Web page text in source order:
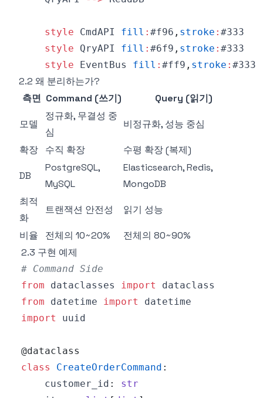
style CmdAPI fill : #f96 , stroke : #333
style QryAPI fill : #6f9 , stroke : #333
style EventBus fill : #ff9 , stroke : #333
2.2 왜 분리하는가?
측면 Command (쓰기) Query (읽기)
모델
정규화, 무결성 중
심
비정규화, 성능 중심
확장 수직 확장 수평 확장 (복제)
DB
PostgreSQL,
MySQL
Elasticsearch, Redis,
MongoDB
최적
화
트랜잭션 안전성 읽기 성능
비율 전체의 10~20%
전체의 80~90%
2.3 구현 예제
# Command Side
from dataclasses import
from datetime import
import
@dataclass
class
CreateOrderCommand :
    customer_id
:
str